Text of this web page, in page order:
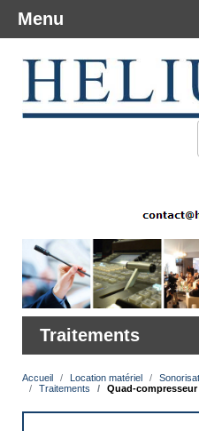
Traitements
Accueil Location matériel
Traitements
Quad-
Menu